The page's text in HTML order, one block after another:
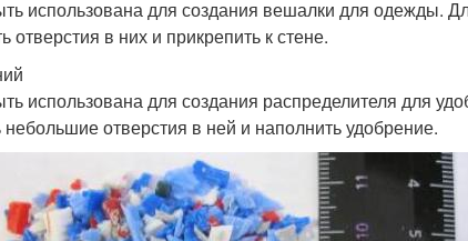
Руки из пластиковых
бутылок
Ваза из бутылки
использована для создания вешалки для одежды.
отверстия в них и прикрепить к стене.
использована для создания распределителя для
отверстия в ней и наполнить удобрение.